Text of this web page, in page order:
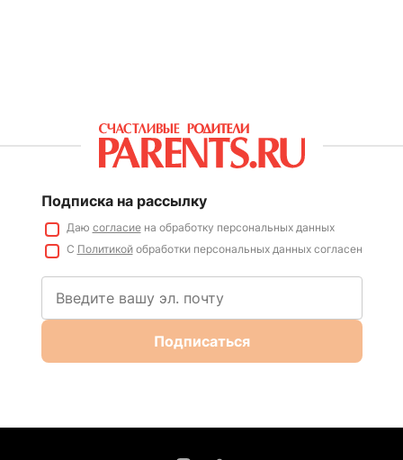
Подписка на рассылку
Даю согласиена обработку персональных данных
С Политикойобработки персональных данных согласен
Подписаться